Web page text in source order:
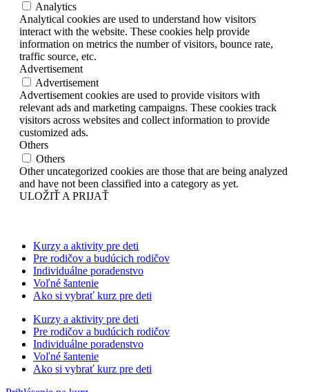
Analytics
Analytical cookies are used to understand how visitors
interact with the website. These cookies help provide
information on metrics the number of visitors, bounce rate,
traffic source, etc.
Advertisement
Advertisement
Advertisement cookies are used to provide visitors with
relevant ads and marketing campaigns. These cookies track
visitors across websites and collect information to provide
customized ads.
Others
Others
Other uncategorized cookies are those that are being analyzed
and have not been classified into a category as yet.
ULOŽIŤ A PRIJAŤ
Kurzy a aktivity pre deti
Pre rodičov a budúcich rodičov
Individuálne poradenstvo
Voľné šantenie
Ako si vybrať kurz pre deti
Kurzy a aktivity pre deti
Pre rodičov a budúcich rodičov
Individuálne poradenstvo
Voľné šantenie
Ako si vybrať kurz pre deti